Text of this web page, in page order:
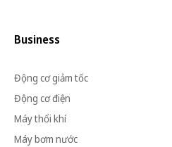
Business
Động cơ giảm tốc
Động cơ điện
Máy thổi khí
Máy bơm nước